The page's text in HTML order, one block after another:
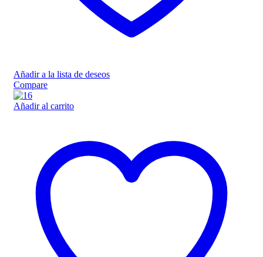
Añadir a la lista de deseos
Compare
Añadir al carrito